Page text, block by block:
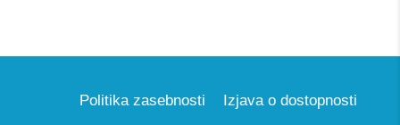
Politika zasebnosti Izjava o dostopnosti